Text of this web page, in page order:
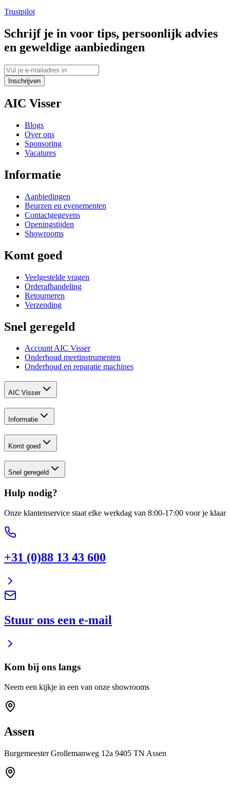
Trustpilot
Schrijf je in voor tips, persoonlijk advies
en geweldige aanbiedingen
Inschrijven
AIC Visser
Blogs
Over ons
Sponsoring
Vacatures
Informatie
Aanbiedingen
Beurzen en evenementen
Contactgegevens
Openingstijden
Showrooms
Komt goed
Veelgestelde vragen
Orderafhandeling
Retourneren
Verzending
Snel geregeld
Account AIC Visser
Onderhoud meetinstrumenten
Onderhoud en reparatie machines
AIC Visser
Informatie
Komt goed
Snel geregeld
Hulp nodig?
Onze klantenservice staat elke werkdag van 8:00-17:00 voor je klaar
+31 (0)88 13 43 600
Stuur ons een e-mail
Kom bij ons langs
Neem een kijkje in een van onze showrooms
Assen
Burgemeester Grollemanweg 12a 9405 TN Assen